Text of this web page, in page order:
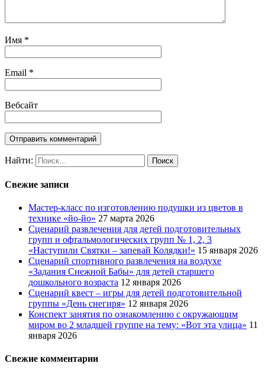
Имя *
Email *
Вебсайт
Найти:
Свежие записи
Мастер-класс по изготовлению подушки из цветов в
технике «йо-йо» 27 марта 2026
Сценарий развлечения для детей подготовительных
групп и офтальмологических групп № 1, 2, 3
«Наступили Святки – запевай Колядки!» 15 января 2026
Сценарий спортивного развлечения на воздухе
«Задания Снежной Бабы» для детей старшего
дошкольного возраста 12 января 2026
Сценарий квест – игры для детей подготовительной
группы «День снегиря» 12 января 2026
Конспект занятия по ознакомлению с окружающим
миром во 2 младшей группе на тему: «Вот эта улица» 11
января 2026
Свежие комментарии